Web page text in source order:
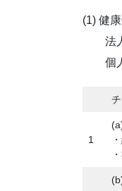
(1) 健
法人
個人
1